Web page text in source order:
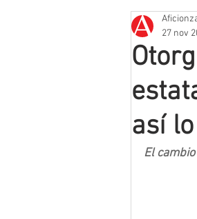
Que no
Mineros
así
27 nov
El